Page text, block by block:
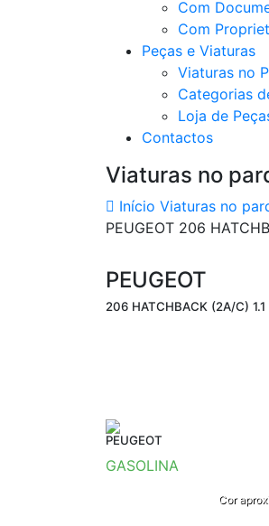
Com
Com
Peças e Viaturas
Viaturas no
Categorias
Loja de
Contactos
Viaturas no
Início Viaturas no
PEUGEOT 206
PEUGEOT
206 HATCHBACK (2A/C)
PEUGEOT
GASOLINA
Cor